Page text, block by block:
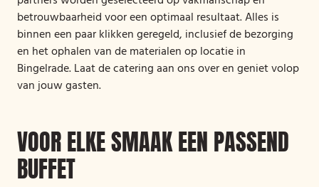
betrouwbaarheid voor een optimaal resultaat. Alles is
binnen een paar klikken geregeld, inclusief de bezorging
en het ophalen van de materialen op locatie in
Bingelrade. Laat de catering aan ons over en geniet volop
van jouw gasten.
VOOR ELKE SMAAK EEN PASSEND
BUFFET